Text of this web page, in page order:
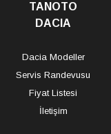
TANOTO
DACIA
Dacia Modeller
Servis Randevusu
Fiyat Listesi
İletişim